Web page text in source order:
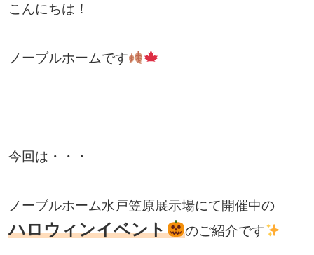
こんにちは！
ノーブルホームです
今回は・・・
ノーブルホーム水戸笠原展示場にて開催中の
ハロウィンイベント のご紹介です